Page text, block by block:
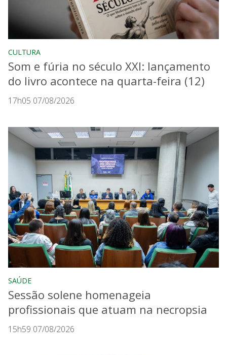
CULTURA
Som e fúria no século XXI: lançamento
do livro acontece na quarta-feira (12)
17h05 07/08/2026
SAÚDE
Sessão solene homenageia
profissionais que atuam na necropsia
15h59 07/08/2026